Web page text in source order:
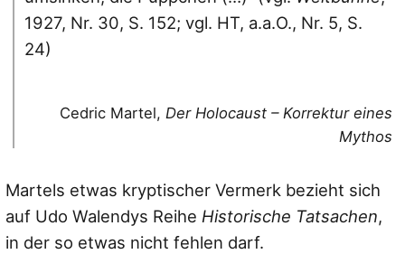
1927, Nr. 30, S. 152; vgl. HT, a.a.O., Nr. 5, S.
24)
Cedric Martel, Der Holocaust – Korrektur eines
Mythos
Martels etwas kryptischer Vermerk bezieht sich
auf Udo Walendys Reihe Historische Tatsachen,
in der so etwas nicht fehlen darf.